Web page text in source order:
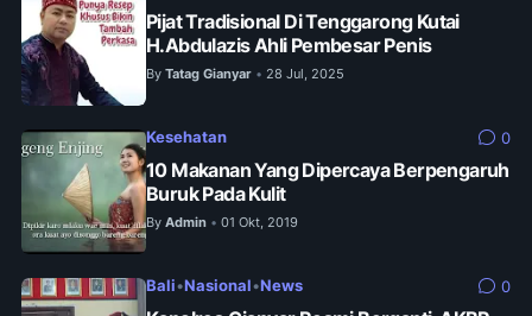
Pijat Tradisional Di Tenggarong Kutai
H.Abdulazis Ahli Pembesar Penis
By Tatag Gianyar • 28 Jul, 2025
Kesehatan 0
10 Makanan Yang Dipercaya Berpengaruh
Buruk Pada Kulit
By Admin • 01 Okt, 2019
Bali•Nasional•News 0